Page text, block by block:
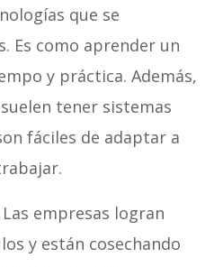
que se
Es como aprender un
y práctica. Además,
tener sistemas
fáciles de adaptar a
Las empresas logran
y están cosechando